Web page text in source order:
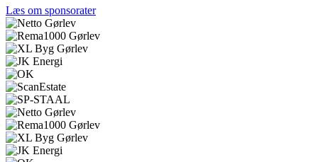
Læs om sponsorater